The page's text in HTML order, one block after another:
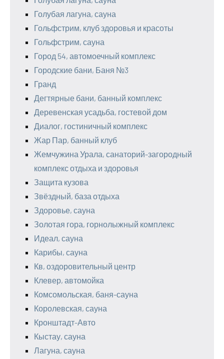
Голубая лагуна, сауна
Гольфстрим, клуб здоровья и красоты
Гольфстрим, сауна
Город 54, автомоечный комплекс
Городские бани, Баня №3
Гранд
Дегтярные бани, банный комплекс
Деревенская усадьба, гостевой дом
Диалог, гостиничный комплекс
Жар Пар, банный клуб
Жемчужина Урала, санаторий-загородный
комплекс отдыха и здоровья
Защита кузова
Звёздный, база отдыха
Здоровье, сауна
Золотая гора, горнолыжный комплекс
Идеал, сауна
Карибы, сауна
Кв, оздоровительный центр
Клевер, автомойка
Комсомольская, баня-сауна
Королевская, сауна
Кронштадт-Авто
Кыстау, сауна
Лагуна, сауна